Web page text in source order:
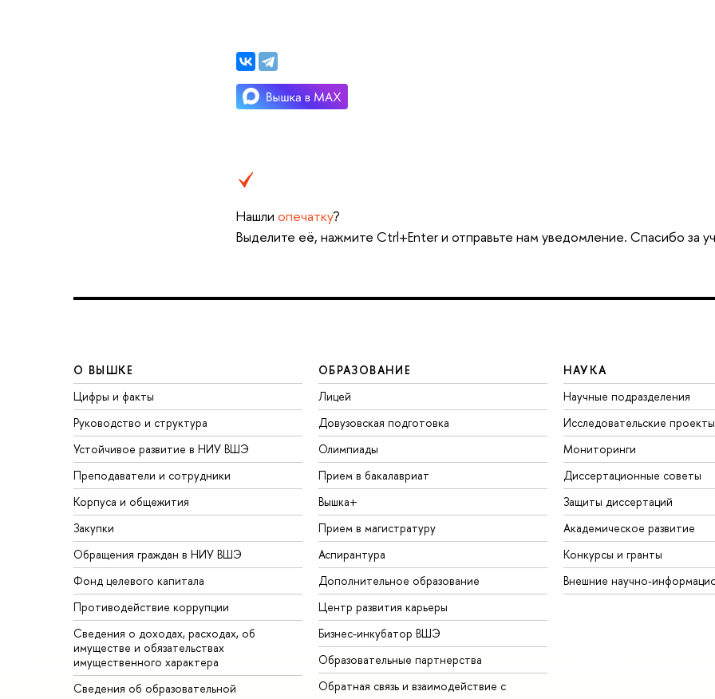
Нашли опечатку?
Выделите её, нажмите Ctrl+Enter и отправьте нам уведомление. Спасибо за
О ВЫШКЕ
Цифры и факты
Руководство и структура
Устойчивое развитие в НИУ ВШЭ
Преподаватели и сотрудники
Корпуса и общежития
Закупки
Обращения граждан в НИУ ВШЭ
Фонд целевого капитала
Противодействие коррупции
Сведения о доходах, расходах, об
имуществе и обязательствах
имущественного характера
Сведения об образовательной
ОБРАЗОВАНИЕ
Лицей
Довузовская подготовка
Олимпиады
Прием в бакалавриат
Вышка+
Прием в магистратуру
Аспирантура
Дополнительное образование
Центр развития карьеры
Бизнес-инкубатор ВШЭ
Образовательные партнерства
Обратная связь и взаимодействие с
НАУКА
Научные подразделения
Исследовательские проекты
Мониторинги
Диссертационные советы
Защиты диссертаций
Академическое развитие
Конкурсы и гранты
Внешние научно-